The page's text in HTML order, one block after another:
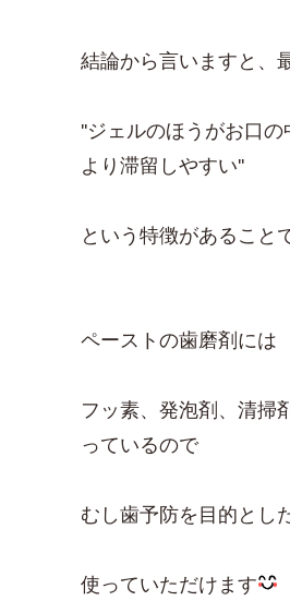
結論から言いますと、
''ジェルのほうがお口
より滞留しやすい''
という特徴があること
ペーストの歯磨剤には
フッ素、発泡剤、清掃
っているので
むし歯予防を目的とし
使っていただけます